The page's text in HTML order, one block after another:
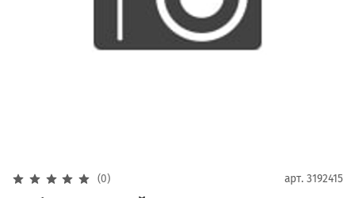
(0) арт. 3192415